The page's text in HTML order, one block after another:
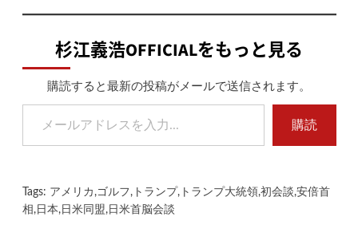
杉江義浩OFFICIALをもっと見る
購読すると最新の投稿がメールで送信されます。
メールアドレスを入力...
購読
Tags: アメリカ ,ゴルフ ,トランプ ,トランプ大統領,初会談,安倍首
相 ,日本,日米同盟,日米首脳会談